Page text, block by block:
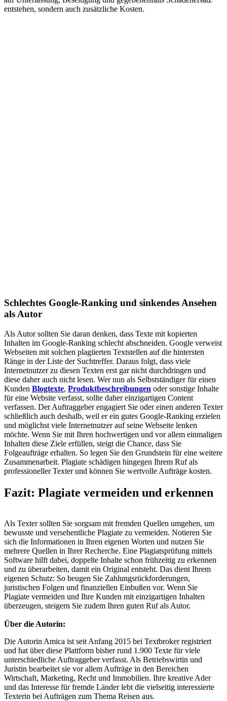
entstehen, sondern auch zusätzliche Kosten.
Schlechtes Google-Ranking und sinkendes Ansehen
als Autor
Als Autor sollten Sie daran denken, dass Texte mit kopierten
Inhalten im Google-Ranking schlecht abschneiden. Google verweist
Webseiten mit solchen plagiierten Textstellen auf die hintersten
Ränge in der Liste der Suchtreffer. Daraus folgt, dass viele
Internetnutzer zu diesen Texten erst gar nicht durchdringen und
diese daher auch nicht lesen. Wer nun als Selbstständiger für einen
Kunden Blogtexte, Produktbeschreibungen oder sonstige Inhalte
für eine Website verfasst, sollte daher einzigartigen Content
verfassen. Der Auftraggeber engagiert Sie oder einen anderen Texter
schließlich auch deshalb, weil er ein gutes Google-Ranking erzielen
und möglichst viele Internetnutzer auf seine Webseite lenken
möchte. Wenn Sie mit Ihren hochwertigen und vor allem einmaligen
Inhalten diese Ziele erfüllen, steigt die Chance, dass Sie
Folgeaufträge erhalten. So legen Sie den Grundstein für eine weitere
Zusammenarbeit. Plagiate schädigen hingegen Ihrem Ruf als
professioneller Texter und können Sie wertvolle Aufträge kosten.
Fazit: Plagiate vermeiden und erkennen
Als Texter sollten Sie sorgsam mit fremden Quellen umgehen, um
bewusste und versehentliche Plagiate zu vermeiden. Notieren Sie
sich die Informationen in Ihren eigenen Worten und nutzen Sie
mehrere Quellen in Ihrer Recherche. Eine Plagiatsprüfung mittels
Software hilft dabei, doppelte Inhalte schon frühzeitig zu erkennen
und zu überarbeiten, damit ein Original entsteht. Das dient Ihrem
eigenen Schutz: So beugen Sie Zahlungsrückforderungen,
juristischen Folgen und finanziellen Einbußen vor. Wenn Sie
Plagiate vermeiden und Ihre Kunden mit einzigartigen Inhalten
überzeugen, steigern Sie zudem Ihren guten Ruf als Autor.
Über die Autorin:
Die Autorin Amica ist seit Anfang 2015 bei Textbroker registriert
und hat über diese Plattform bisher rund 1.900 Texte für viele
unterschiedliche Auftraggeber verfasst. Als Betriebswirtin und
Juristin bearbeitet sie vor allem Aufträge in den Bereichen
Wirtschaft, Marketing, Recht und Immobilien. Ihre kreative Ader
und das Interesse für fremde Länder lebt die vielseitig interessierte
Texterin bei Aufträgen zum Thema Reisen aus.